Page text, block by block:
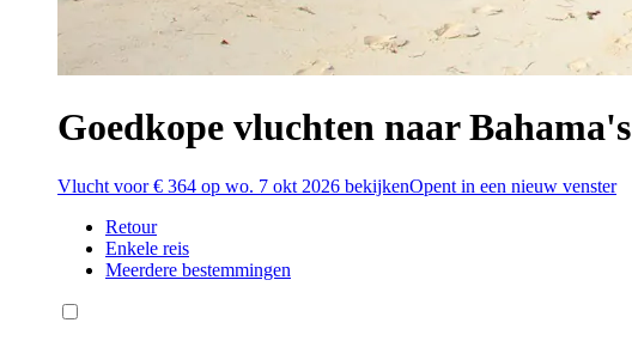
Goedkope vluchten naar Bahama's
Vlucht voor € 364 op wo. 7 okt 2026 bekijkenOpent in een nieuw venster
Retour
Enkele reis
Meerdere bestemmingen